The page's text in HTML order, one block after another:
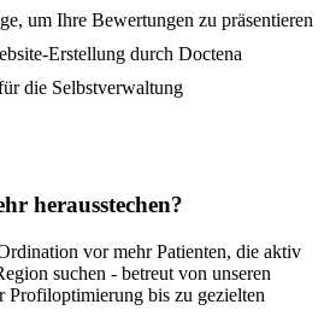
um Ihre Bewertungen zu präsentieren
Erstellung durch Doctena
die Selbstverwaltung
herausstechen?
vor mehr Patienten, die aktiv
suchen - betreut von unseren
Profiloptimierung bis zu gezielten